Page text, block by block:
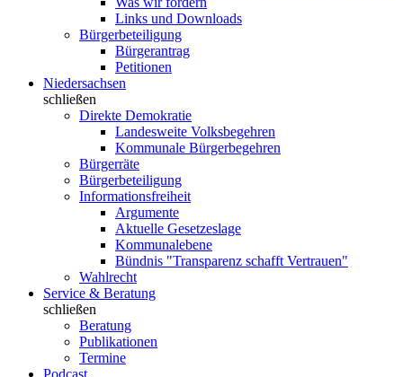
Links und Downloads
Bürgerbeteiligung
Bürgerantrag
Petitionen
Niedersachsen
schließen
Direkte Demokratie
Landesweite Volksbegehren
Kommunale Bürgerbegehren
Bürgerräte
Bürgerbeteiligung
Informationsfreiheit
Argumente
Aktuelle Gesetzeslage
Kommunalebene
Bündnis "Transparenz schafft Vertrauen"
Wahlrecht
Service & Beratung
schließen
Beratung
Publikationen
Termine
Podcast